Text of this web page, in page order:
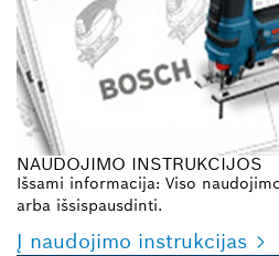
NAUDOJIMO INSTRUKCIJOS
Išsami informacija: Viso
arba išsispausdinti.
Į naudojimo instrukcijas